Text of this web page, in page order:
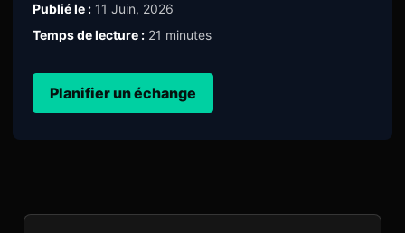
Publié le : 11 Juin, 2026
Temps de lecture : 21 minutes
Planifier un échange